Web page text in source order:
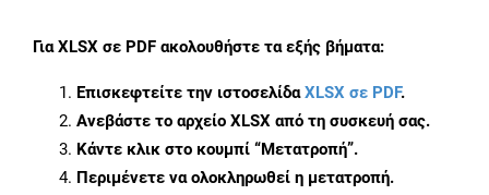
ΓιαXLSX σε PDF ακολουθήστε τα εξής βήματα:
Επισκεφτείτε την ιστοσελίδαXLSX σε PDF.
Ανεβάστε το αρχείο XLSX από τη συσκευή σας.
Κάντε κλικ στο κουμπί “Μετατροπή”.
Περιμένετε να ολοκληρωθεί η μετατροπή.